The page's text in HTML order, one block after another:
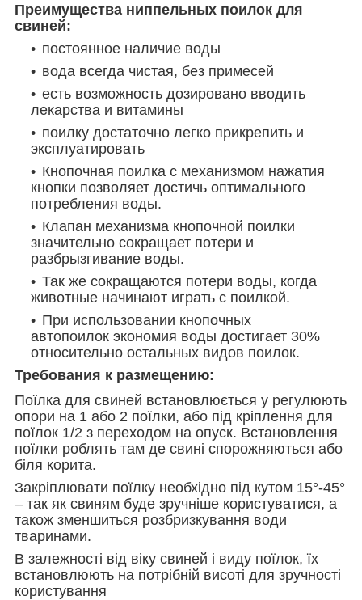
Преимущества ниппельных поилок для
свиней:
постоянное наличие воды
вода всегда чистая, без примесей
есть возможность дозировано вводить
лекарства и витамины
поилку достаточно легко прикрепить и
эксплуатировать
Кнопочная поилка с механизмом нажатия
кнопки позволяет достичь оптимального
потребления воды.
Клапан механизма кнопочной поилки
значительно сокращает потери и
разбрызгивание воды.
Так же сокращаются потери воды, когда
животные начинают играть с поилкой.
При использовании кнопочных
автопоилок экономия воды достигает 30%
относительно остальных видов поилок.
Требования к размещению:
Поїлка для свиней встановлюється у регулюють
опори на 1 або 2 поїлки, або під кріплення для
поїлок 1/2 з переходом на опуск. Встановлення
поїлки роблять там де свині спорожняються або
біля корита.
Закріплювати поїлку необхідно під кутом 15°-45°
– так як свиням буде зручніше користуватися, а
також зменшиться розбризкування води
тваринами.
В залежності від віку свиней і виду поїлок, їх
встановлюють на потрібній висоті для зручності
користування